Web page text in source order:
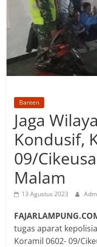
Banten
Jaga
Kondusif,
09/
Malam
13 Agustus 2023
tugas aparat
Koramil 0602- 09/